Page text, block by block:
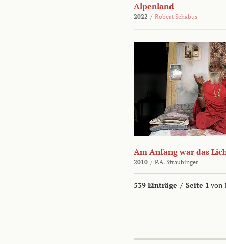
Alpenland
2022 / Robert Schabus
Am Anfang war das
2010 / P.A. Straubinger
539 Einträge / Seite 1 von